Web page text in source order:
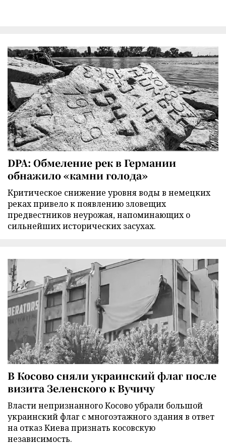
DPA: Обмеление рек в Германии
обнажило «камни голода»
Критическое снижение уровня воды в немецких
реках привело к появлению зловещих
предвестников неурожая, напоминающих о
сильнейших исторических засухах.
В Косово сняли украинский флаг после
визита Зеленского к Вучичу
Власти непризнанного Косово убрали большой
украинский флаг с многоэтажного здания в ответ
на отказ Киева признать косовскую
независимость.